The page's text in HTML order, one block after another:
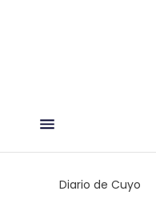
Diario de Cuyo